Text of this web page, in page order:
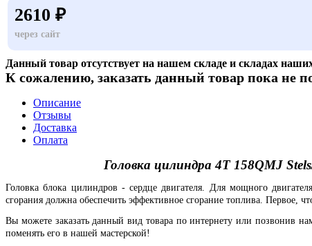
2610 ₽
через сайт
Данный товар отсутствует на нашем складе и складах
К сожалению, заказать данный товар пока не
Описание
Отзывы
Доставка
Оплата
Головка цилиндра 4T 158QMJ
Головка блока цилиндров - сердце двигателя. Для мощного
сгорания должна обеспечить эффективное сгорание топлива. Первое,
Вы можете заказать данный вид товара по интернету или позвонив
поменять его в нашей мастерской!